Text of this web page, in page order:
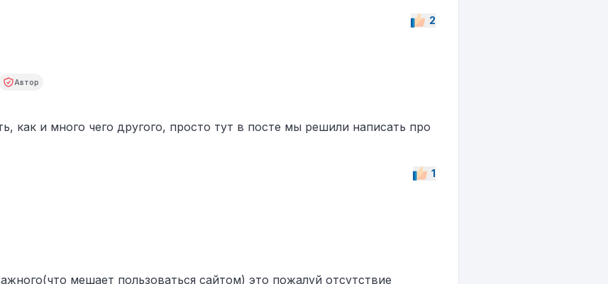
2
Автор
как и много чего другого, просто тут в посте мы решили написать про
1
мешает пользоваться сайтом) это пожалуй отсутствие